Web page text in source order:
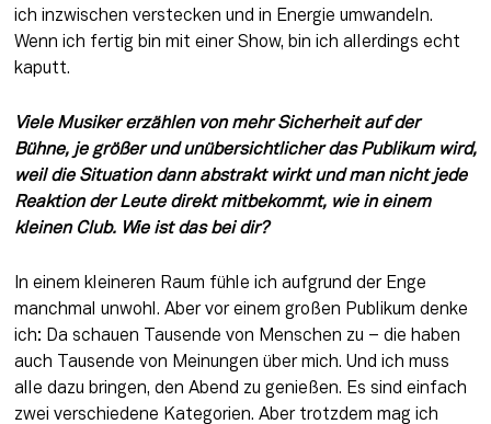
ich inzwischen verstecken und in Energie umwandeln.
Wenn ich fertig bin mit einer Show, bin ich allerdings echt
kaputt.
Viele Musiker erzählen von mehr Sicherheit auf der
Bühne, je größer und unübersichtlicher das Publikum wird,
weil die Situation dann abstrakt wirkt und man nicht jede
Reaktion der Leute direkt mitbekommt, wie in einem
kleinen Club. Wie ist das bei dir?
In einem kleineren Raum fühle ich aufgrund der Enge
manchmal unwohl. Aber vor einem großen Publikum denke
ich: Da schauen Tausende von Menschen zu – die haben
auch Tausende von Meinungen über mich. Und ich muss
alle dazu bringen, den Abend zu genießen. Es sind einfach
zwei verschiedene Kategorien. Aber trotzdem mag ich